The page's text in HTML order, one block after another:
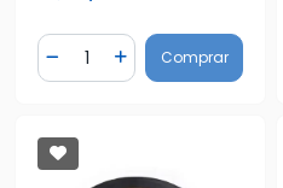
Diminuir Quantidade
Quantidade
Adicionar Quantidade
Comprar